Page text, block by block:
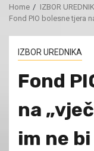
Home
IZBOR
Fond PIO bolesne tjera
IZBOR UREDNIKA
Fond
na
im ne